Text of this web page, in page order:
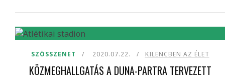
SZÖSSZENET 2020.07.22. KILENCBEN AZ ÉLET
KÖZMEGHALLGATÁS A DUNA-PARTRA TERVEZETT